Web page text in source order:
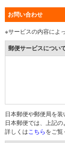
お問い合わせ
※サービスの内容によ
郵便サービスについ
日本郵便や郵便局を
日本郵便では、上記
詳しくは こちらをご覧